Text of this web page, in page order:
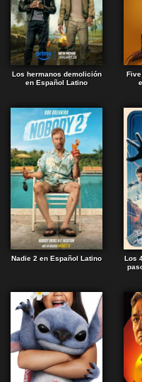
Los hermanos demolición
en Español Latino
Five
Nadie 2 en Español Latino
Los